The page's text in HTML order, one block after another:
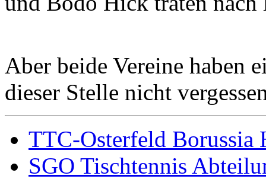
Aber beide Vereine haben
dieser Stelle nicht
TTC-Osterfeld Borussia
SGO Tischtennis